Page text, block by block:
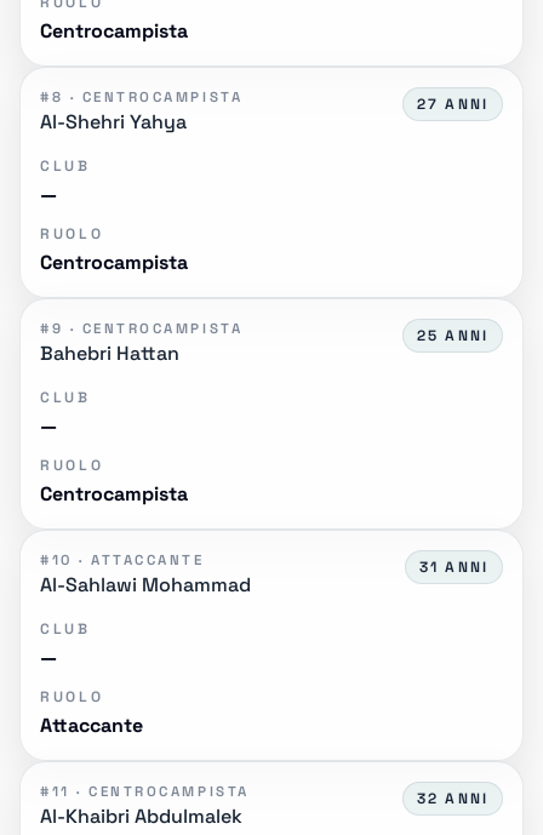
Centrocampista
#8 · CENTROCAMPISTA
Al-Shehri Yahya
27 ANNI
CLUB
—
RUOLO
Centrocampista
#9 · CENTROCAMPISTA
Bahebri Hattan
25 ANNI
CLUB
—
RUOLO
Centrocampista
#10 · ATTACCANTE
Al-Sahlawi Mohammad
31 ANNI
CLUB
—
RUOLO
Attaccante
#11 · CENTROCAMPISTA
Al-Khaibri Abdulmalek
32 ANNI